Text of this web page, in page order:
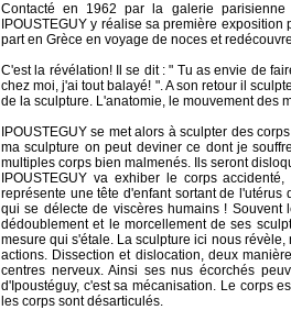
Contacté en 1962 par la galerie
IPOUSTEGUY y réalise sa première
part en Grèce en voyage de noces et
C'est la révélation! Il se dit : " Tu as envie de
chez moi, j'ai tout balayé! ". A son retour il
de la sculpture. L'anatomie, le mouvement des
IPOUSTEGUY se met alors à sculpter des
ma sculpture on peut deviner ce dont je
multiples corps bien malmenés. Ils seront
IPOUSTEGUY va exhiber le corps
représente une tête d'enfant sortant de
qui se délecte de viscères humains !
dédoublement et le morcellement de ses
mesure qui s'étale. La sculpture ici nous
actions. Dissection et dislocation, deux
centres nerveux. Ainsi ses nus écorchés
d'Ipoustéguy, c'est sa mécanisation. Le corps
les corps sont désarticulés.